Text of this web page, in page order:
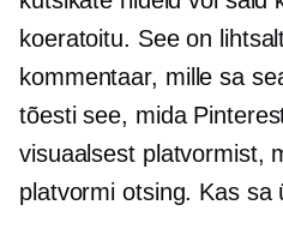
koeratoitu. See on
kommentaar, mille sa
tõesti see, mida
visuaalsest platvormist,
platvormi otsing. Kas sa